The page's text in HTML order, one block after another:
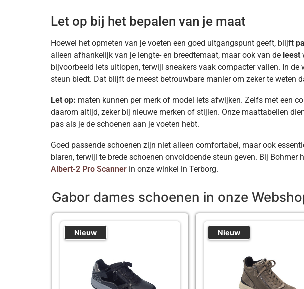
Let op bij het bepalen van je maat
Hoewel het opmeten van je voeten een goed uitgangspunt geeft, blijft
alleen afhankelijk van je lengte- en breedtemaat, maar ook van de leest
bijvoorbeeld iets uitlopen, terwijl sneakers vaak compacter vallen. In
steun biedt. Dat blijft de meest betrouwbare manier om zeker te weten
Let op: maten kunnen per merk of model iets afwijken. Zelfs met een
daarom altijd, zeker bij nieuwe merken of stijlen. Onze maattabellen
pas als je de schoenen aan je voeten hebt.
Goed passende schoenen zijn niet alleen comfortabel, maar ook
blaren, terwijl te brede schoenen onvoldoende steun geven. Bij
Albert-2 Pro Scanner in onze winkel in Terborg.
Gabor dames schoenen in onze
Nieuw Nieuw